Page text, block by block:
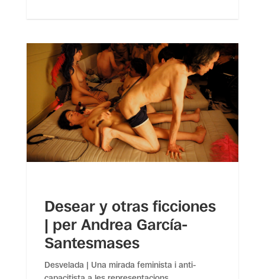
Desear y otras ficciones
| per Andrea García-
Santesmases
Desvelada | Una mirada feminista i anti-